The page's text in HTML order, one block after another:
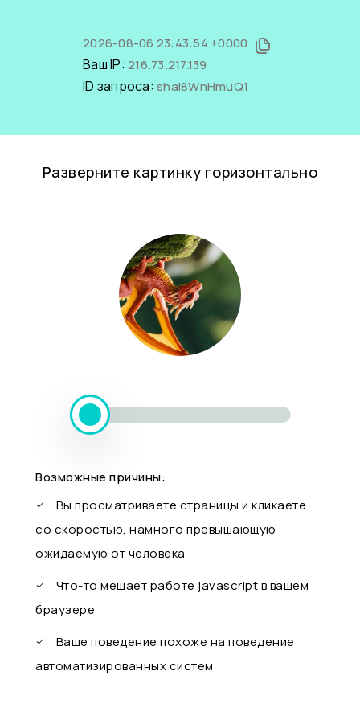
2026-08-06 23:43:54 +0000
Ваш IP: 216.73.217.139
ID запроса: shai8WnHmuQ1
Разверните картинку горизонтально
Возможные причины:
Вы просматриваете страницы и кликаете
со скоростью, намного превышающую
ожидаемую от человека
Что-то мешает работе javascript в вашем
браузере
Ваше поведение похоже на поведение
автоматизированных систем